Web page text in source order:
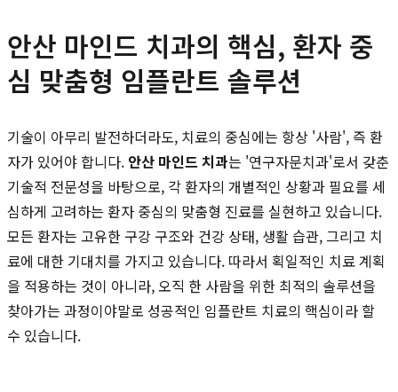
안산 마인드 치과의 핵심, 환자 중
심 맞춤형 임플란트 솔루션
기술이 아무리 발전하더라도, 치료의 중심에는 항상 '사람', 즉 환
자가 있어야 합니다. 안산 마인드 치과는 '연구자문치과'로서 갖춘
기술적 전문성을 바탕으로, 각 환자의 개별적인 상황과 필요를 세
심하게 고려하는 환자 중심의 맞춤형 진료를 실현하고 있습니다.
모든 환자는 고유한 구강 구조와 건강 상태, 생활 습관, 그리고 치
료에 대한 기대치를 가지고 있습니다. 따라서 획일적인 치료 계획
을 적용하는 것이 아니라, 오직 한 사람을 위한 최적의 솔루션을
찾아가는 과정이야말로 성공적인 임플란트 치료의 핵심이라 할
수 있습니다.